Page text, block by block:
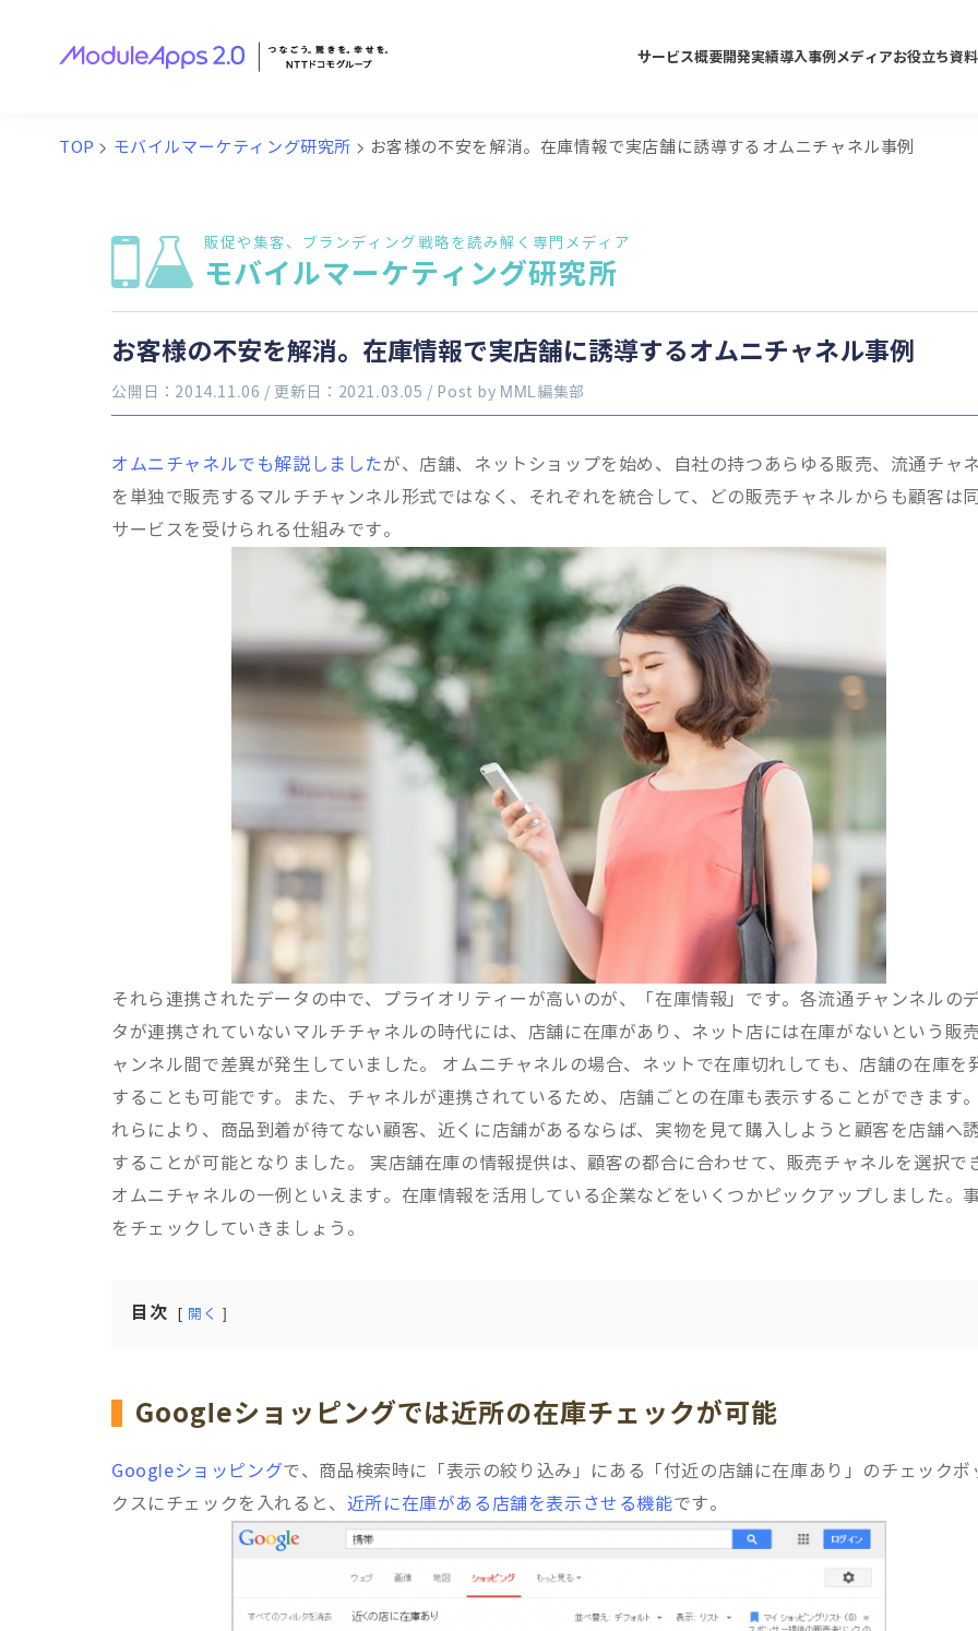
サービス概要開発実績導入事例 メディアお役立ち資料
TOP > モバイルマーケティング研究所 > お客様の不安を解消。在庫情報で実店舗に誘導するオムニチャネル事例
販促や集客、ブランディング戦略を読み解く専門メディア
モバイルマーケティング研究所
お客様の不安を解消。在庫情報で実店舗に誘導するオムニチャネル事例
公開日：2014.11.06 / 更新日：2021.03.05 / Post by MML編集部
オムニチャネルでも解説しましたが、店舗、ネットショップを始め、自社の持つあらゆる販売、流通チャ
を単独で販売するマルチチャンネル形式ではなく、それぞれを統合して、どの販売チャネルからも顧客は
サービスを受けられる仕組みです。
それら連携されたデータの中で、プライオリティーが高いのが、「在庫情報」です。各流通チャンネルの
タが連携されていないマルチチャネルの時代には、店舗に在庫があり、ネット店には在庫がないという販
ャンネル間で差異が発生していました。 オムニチャネルの場合、ネットで在庫切れしても、店舗の在庫を
することも可能です。また、チャネルが連携されているため、店舗ごとの在庫も表示することができます
れらにより、商品到着が待てない顧客、近くに店舗があるならば、実物を見て購入しようと顧客を店舗へ
することが可能となりました。 実店舗在庫の情報提供は、顧客の都合に合わせて、販売チャネルを選択で
オムニチャネルの一例といえます。在庫情報を活用している企業などをいくつかピックアップしました。
をチェックしていきましょう。
目次 開く
Googleショッピングでは近所の在庫チェックが可能
Googleショッピングで、商品検索時に「表示の絞り込み」にある「付近の店舗に在庫あり」のチェックボ
クスにチェックを入れると、 近所に在庫がある店舗を表示させる機能です。